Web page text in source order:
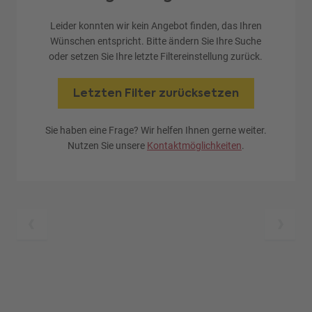
Leider konnten wir kein Angebot finden, das Ihren
Wünschen entspricht. Bitte ändern Sie Ihre Suche
oder setzen Sie Ihre letzte Filtereinstellung zurück.
Letzten Filter zurücksetzen
Sie haben eine Frage? Wir helfen Ihnen gerne weiter.
Nutzen Sie unsere Kontaktmöglichkeiten.